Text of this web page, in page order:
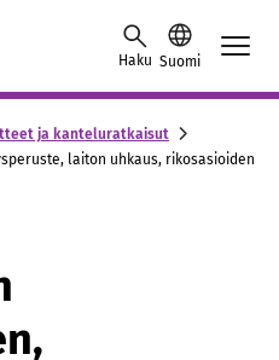
Haku Suomi
ja kanteluratkaisut
laiton uhkaus, rikosasioiden